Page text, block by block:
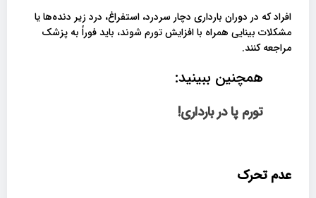
افراد که در دوران بارداری دچار سردرد، استفراغ، درد زیر دنده‌ها یا
مشکلات بینایی همراه با افزایش تورم ‌شوند، باید فوراً به پزشک
مراجعه کنند.
همچنین ببینید:
تورم پا در بارداری!
عدم تحرک